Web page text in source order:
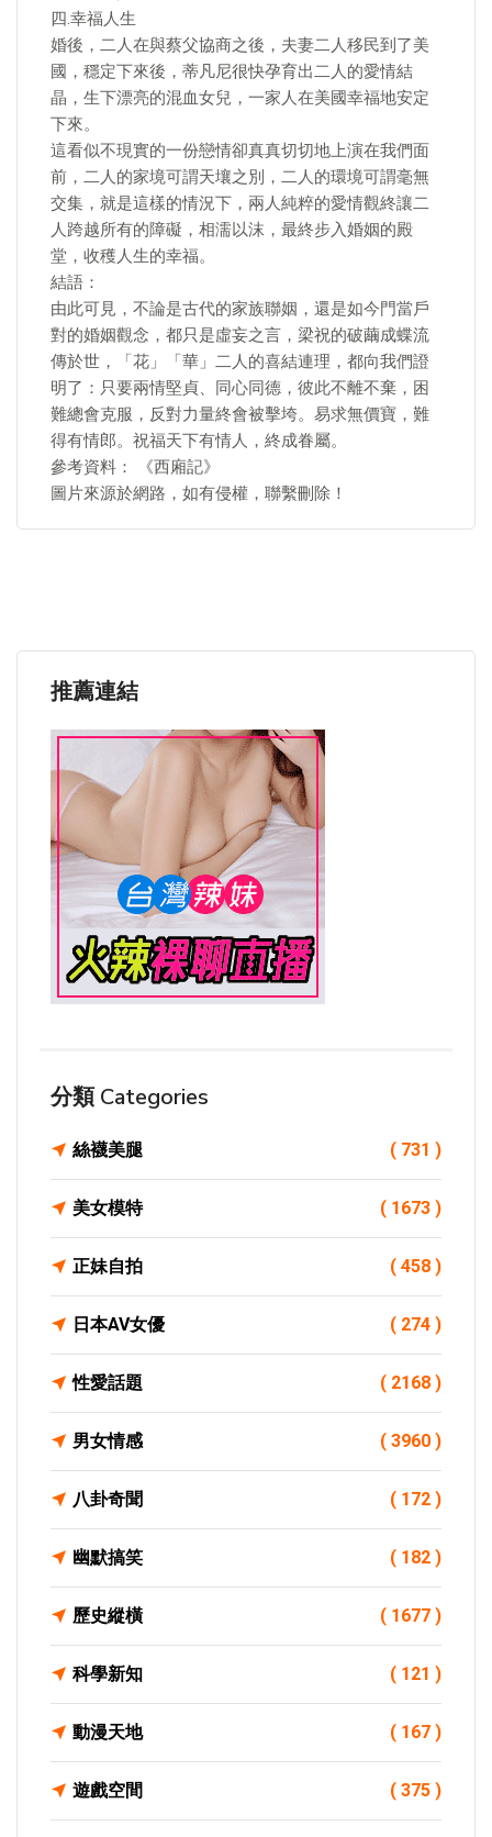
四.幸福人生
婚後，二人在與蔡父協商之後，夫妻二人移民到了美
國，穩定下來後，蒂凡尼很快孕育出二人的愛情結
晶，生下漂亮的混血女兒，一家人在美國幸福地安定
下來。
這看似不現實的一份戀情卻真真切切地上演在我們面
前，二人的家境可謂天壤之別，二人的環境可謂毫無
交集，就是這樣的情況下，兩人純粹的愛情觀終讓二
人跨越所有的障礙，相濡以沫，最終步入婚姻的殿
堂，收穫人生的幸福。
結語：
由此可見，不論是古代的家族聯姻，還是如今門當戶
對的婚姻觀念，都只是虛妄之言，梁祝的破繭成蝶流
傳於世，「花」「華」二人的喜結連理，都向我們證
明了：只要兩情堅貞、同心同德，彼此不離不棄，困
難總會克服，反對力量終會被擊垮。易求無價寶，難
得有情郎。祝福天下有情人，終成眷屬。
參考資料： 《西廂記》
圖片來源於網路，如有侵權，聯繫刪除！
推薦連結
分類 Categories
絲襪美腿 ( 731 )
美女模特 ( 1673 )
正妹自拍 ( 458 )
日本AV女優 ( 274 )
性愛話題 ( 2168 )
男女情感 ( 3960 )
八卦奇聞 ( 172 )
幽默搞笑 ( 182 )
歷史縱橫 ( 1677 )
科學新知 ( 121 )
動漫天地 ( 167 )
遊戲空間 ( 375 )